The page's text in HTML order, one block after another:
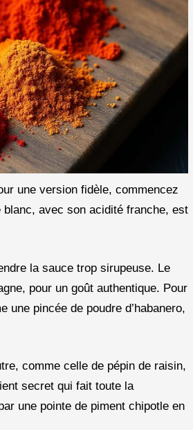
une version fidèle, commencez
avec son acidité franche, est
la sauce trop sirupeuse. Le
pour un goût authentique. Pour
pincée de poudre d’habanero,
comme celle de pépin de raisin,
secret qui fait toute la
une pointe de piment chipotle en